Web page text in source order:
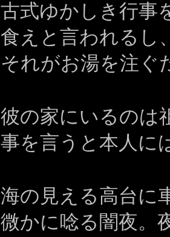
古式ゆかしき行事
食えと言われるし
それがお湯を注ぐ
彼の家にいるのは
事を言うと本人に
海の見える高台に
微かに唸る闇夜。